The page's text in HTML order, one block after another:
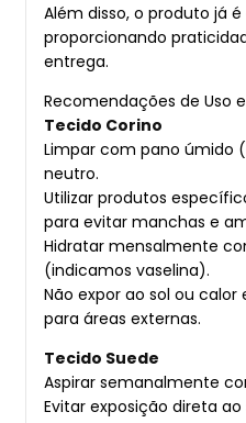
Além disso, o produto já
proporcionando
entrega.
Recomendações de Uso
Tecido Corino
Limpar com pano úmido
neutro.
Utilizar produtos
para evitar manchas e
Hidratar mensalmente
(indicamos vaselina).
Não expor ao sol ou calor
para áreas externas.
Tecido Suede
Aspirar semanalmente
Evitar exposição direta